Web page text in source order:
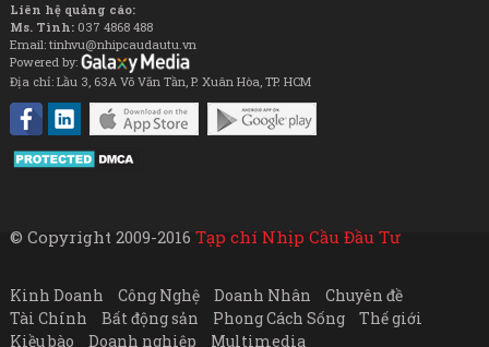
Liên hệ quảng cáo:
Ms. Tình: 037 4868 488
Email: tinhvu@nhipcaudautu.vn
Powered by:
Địa chỉ: Lầu 3, 63A Võ Văn Tần, P. Xuân Hòa, TP. HCM
© Copyright 2009-2016 Tạp chí Nhịp Cầu Đầu Tư
Kinh Doanh Công Nghệ Doanh Nhân
Chuyên đề
Tài Chính
Bất động sản Phong Cách Sống
Thế giới
Kiều bào
Doanh nghiệp Multimedia